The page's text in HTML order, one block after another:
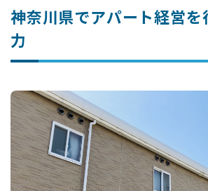
神奈川県でアパート経営
力